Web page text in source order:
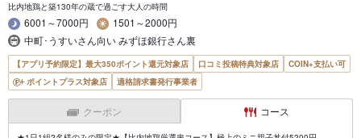
比内地鶏と築130年の蔵で過ごす大人の時間
6001～7000円
1501～2000円
中町･うすいさん向い みずほ銀行さん裏
【アプリ予約限定】最大350ポイント還元対象店 口コミ投稿特典対象店
COIN+支払い可
ポイントプラス対象店
適格請求書発行事業者
クーポン コース